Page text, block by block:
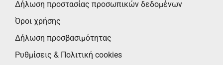
Δήλωση προστασίας προσωπικών δεδομένων
Όροι χρήσης
Δήλωση προσβασιμότητας
Ρυθμίσεις & Πολιτική cookies